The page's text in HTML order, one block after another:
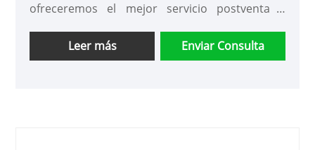
ofreceremos el mejor servicio postventa y
Leer más
Enviar Consulta